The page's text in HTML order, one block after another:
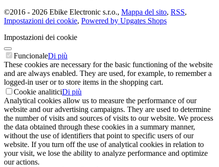
©2016 - 2026 Ebike Electronic s.r.o., Mappa del sito, RSS,
Impostazioni dei cookie, Powered by Upgates Shops
Impostazioni dei cookie
FuncionaleDi più
These cookies are necessary for the basic functioning of the website
and are always enabled. They are used, for example, to remember a
logged-in user or to store items in the shopping cart.
Cookie analiticiDi più
Analytical cookies allow us to measure the performance of our
website and our advertising campaigns. They are used to determine
the number of visits and sources of visits to our website. We process
the data obtained through these cookies in a summary manner,
without the use of identifiers that point to specific users of our
website. If you turn off the use of analytical cookies in relation to
your visit, we lose the ability to analyze performance and optimize
our actions.